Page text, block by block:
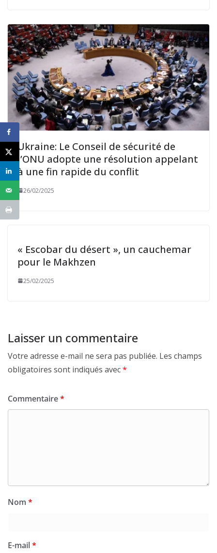
Ukraine: Le Conseil de sécurité de
l’ONU adopte une résolution appelant
à une fin rapide du conflit
26/02/2025
« Escobar du désert », un cauchemar
pour le Makhzen
25/02/2025
Laisser un commentaire
Votre adresse e-mail ne sera pas publiée. Les champs
obligatoires sont indiqués avec*
Commentaire*
Nom *
E-mail*